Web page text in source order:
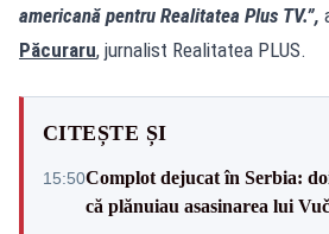
americană pentru Realitatea Plus TV.”,
Păcuraru, jurnalist Realitatea PLUS.
CITEȘTE ȘI
15:50Complot dejucat în Serbia:
că plănuiau asasinarea lui